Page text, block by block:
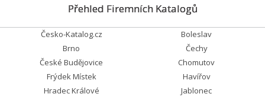
Přehled Firemních Katalogů
Česko-Katalog.cz
Boleslav
Brno
Čechy
České Budějovice
Chomutov
Frýdek Místek
Havířov
Hradec Králové
Jablonec